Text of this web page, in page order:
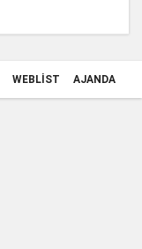
WEBLIST AJANDA